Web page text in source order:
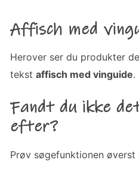
Affisch med
Herover ser du produkter
tekstaffisch med vinguide.
Fandt du ikke
efter?
Prøv søgefunktionen øverst